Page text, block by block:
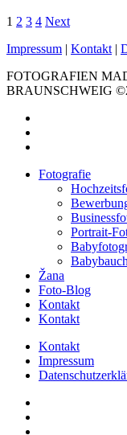
1 2 3 4 Next
Impressum | Kontakt |
FOTOGRAFIEN
BRAUNSCHWEIG
Close
Fotografie
Portrait-
Babybauch
Žana
Foto-Blog
Kontakt
Kontakt
Kontakt
Impressum